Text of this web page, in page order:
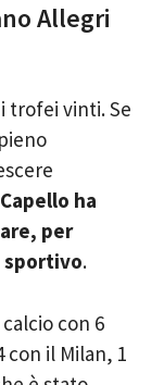
Allegri
trofei vinti. Se
ha
per
sportivo.
con 6
il Milan, 1